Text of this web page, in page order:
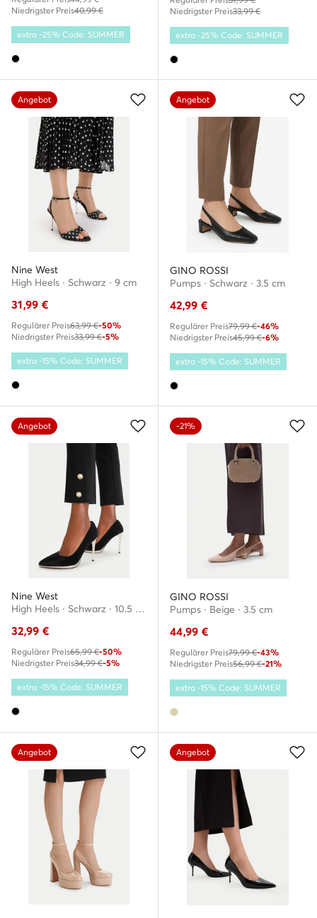
Niedrigster Preis40,99 €
extra -25% Code: SUMMER
Niedrigster Preis33,99 €
extra -25% Code: SUMMER
Angebot
Nine West
High Heels · Schwarz · 9 cm
31,99 €
Regulärer Preis63,99 €-50%
Niedrigster Preis33,99 €-5%
extra -15% Code: SUMMER
Angebot
GINO ROSSI
Pumps · Schwarz · 3.5 cm
42,99 €
Regulärer Preis79,99 €-46%
Niedrigster Preis45,99 €-6%
extra -15% Code: SUMMER
Angebot
Nine West
High Heels · Schwarz · 10.5 cm
32,99 €
Regulärer Preis65,99 €-50%
Niedrigster Preis34,99 €-5%
extra -15% Code: SUMMER
-21%
GINO ROSSI
Pumps · Beige · 3.5 cm
44,99 €
Regulärer Preis79,99 €-43%
Niedrigster Preis56,99 €-21%
extra -15% Code: SUMMER
Angebot Angebot